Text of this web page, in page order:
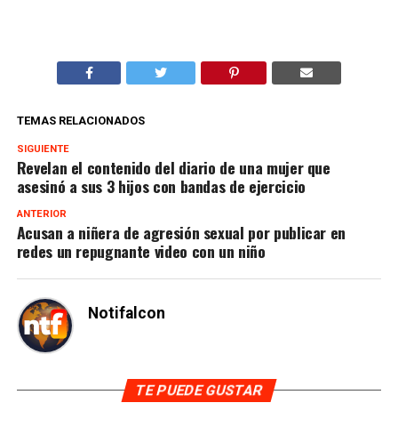
TEMAS RELACIONADOS
SIGUIENTE
Revelan el contenido del diario de una mujer que
asesinó a sus 3 hijos con bandas de ejercicio
ANTERIOR
Acusan a niñera de agresión sexual por publicar en
redes un repugnante video con un niño
Notifalcon
TE PUEDE GUSTAR